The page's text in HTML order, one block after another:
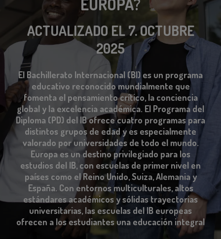
EUROPA?
ACTUALIZADO EL 7. OCTUBRE
2025
El Bachillerato Internacional (BI) es un programa
educativo reconocido mundialmente que
fomenta el pensamiento crítico, la conciencia
global y la excelencia académica. El Programa del
Diploma (PD) del IB ofrece cuatro programas para
distintos grupos de edad y es especialmente
valorado por universidades de todo el mundo.
Europa es un destino privilegiado para los
estudios del IB, con escuelas de primer nivel en
países como el Reino Unido, Suiza, Alemania y
España. Con entornos multiculturales, altos
estándares académicos y sólidas trayectorias
universitarias, las escuelas del IB europeas
ofrecen a los estudiantes una educación integral